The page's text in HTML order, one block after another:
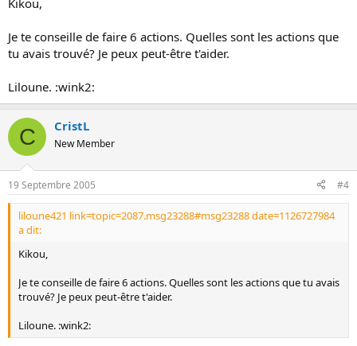
Kikou,
Je te conseille de faire 6 actions. Quelles sont les actions que
tu avais trouvé? Je peux peut-être t'aider.
Liloune. :wink2:
C CristL
New Member
19 Septembre 2005 #4
liloune421 link=topic=2087.msg23288#msg23288 date=1126727984
a dit:
Kikou,
Je te conseille de faire 6 actions. Quelles sont les actions que tu avais
trouvé? Je peux peut-être t'aider.
Liloune. :wink2: